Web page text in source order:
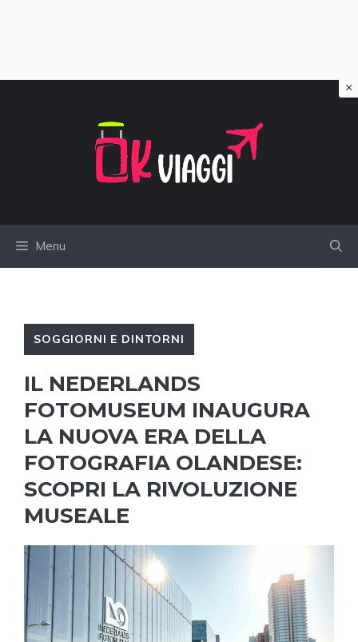
Menu
SOGGIORNI E DINTORNI
IL NEDERLANDS
FOTOMUSEUM INAUGURA
LA NUOVA ERA DELLA
FOTOGRAFIA OLANDESE:
SCOPRI LA RIVOLUZIONE
MUSEALE
×